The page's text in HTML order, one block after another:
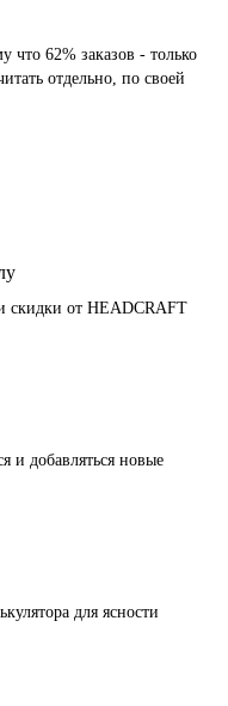
что 62% заказов - только
отдельно, по своей
скидки от HEADCRAFT
и добавляться новые
для ясности